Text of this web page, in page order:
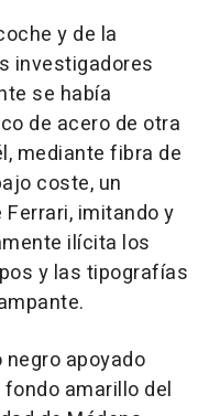
y de la
investigadores
se había
de acero de otra
mediante fibra de
coste, un
imitando y
ilícita los
y las tipografías
apoyado
amarillo del